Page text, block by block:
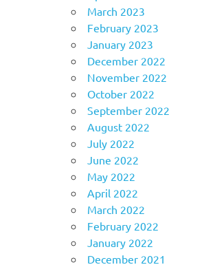
March 2023
February 2023
January 2023
December 2022
November 2022
October 2022
September 2022
August 2022
July 2022
June 2022
May 2022
April 2022
March 2022
February 2022
January 2022
December 2021